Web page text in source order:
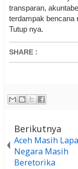
transparan,
terdampak bencana
Tutup nya.
SHARE :
Berikutnya
Aceh Masih
Negara Masih
Beretorika